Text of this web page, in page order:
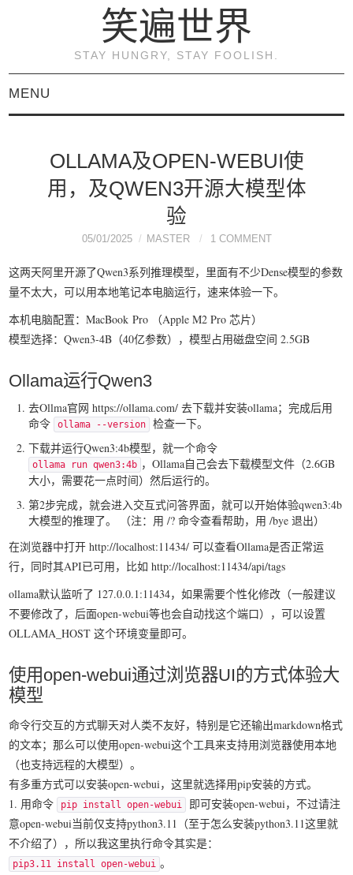
笑遍世界
STAY HUNGRY, STAY FOOLISH.
MENU
KVM虚拟化原理与实践
战与原理解析》
关于本博客
我要笑遍世界
OLLAMA及OPEN-WEBUI使
用，及QWEN3开源大模型体
验
05/01/2025 MASTER 1 COMMENT
这两天阿里开源了Qwen3系列推理模型，里面有不少Dense模型的参数
量不太大，可以用本地笔记本电脑运行，速来体验一下。
本机电脑配置：MacBook Pro （Apple M2 Pro 芯片）
模型选择：Qwen3-4B（40亿参数），模型占用磁盘空间 2.5GB
Ollama运行Qwen3
去Ollma官网 https://ollama.com/ 去下载并安装ollama；完成后用
命令
ollama --version
检查一下。
下载并运行Qwen3:4b模型，就一个命令
ollama run qwen3:4b ，Ollama自己会去下载模型文件（2.6GB
大小，需要花一点时间）然后运行的。
第2步完成，就会进入交互式问答界面，就可以开始体验qwen3:4b
大模型的推理了。 （注：用 /? 命令查看帮助，用 /bye 退出）
在浏览器中打开 http://localhost:11434/ 可以查看Ollama是否正常运
行，同时其API已可用，比如 http://localhost:11434/api/tags
ollama默认监听了 127.0.0.1:11434，如果需要个性化修改（一般建议
不要修改了，后面open-webui等也会自动找这个端口），可以设置
OLLAMA_HOST 这个环境变量即可。
使用open-webui通过浏览器UI的方式体验大
模型
命令行交互的方式聊天对人类不友好，特别是它还输出markdown格式
的文本；那么可以使用open-webui这个工具来支持用浏览器使用本地
（也支持远程的大模型）。
有多重方式可以安装open-webui，这里就选择用pip安装的方式。
1. 用命令
pip install open-webui
即可安装open-webui，不过请注
意open-webui当前仅支持python3.11（至于怎么安装python3.11这里就
不介绍了），所以我这里执行命令其实是：
pip3.11 install open-webui 。